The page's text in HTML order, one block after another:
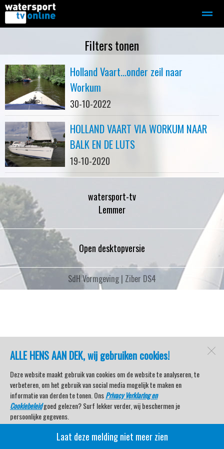
Motorboot-sloep Adverteren
Home
ALLE HENS AAN DEK, wij gebruiken cookies!
Deze website maakt gebruik van cookies om de website te analyseren, te
verbeteren, om het gebruik van social media mogelijk te maken en
informatie van derden te tonen. OnsPrivacy Verklaring en
Cookiebeleidgoed gelezen? Surf lekker verder, wij beschermen je
persoonlijke gegevens.
Veel kijkplezier met Watersport TV Beleving & Nieuws!
Laat deze melding niet meer zien
Filters tonen
Holland Vaart...onder zeil naar
Workum
30-10-2022
HOLLAND VAART VIA WORKUM NAAR
BALK EN DE LUTS
19-10-2020
watersport-tv
Lemmer
Open desktopversie
SdH Vormgeving | Ziber DS4